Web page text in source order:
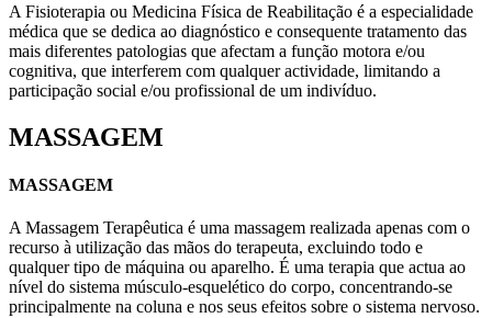
A Fisioterapia ou Medicina Física de Reabilitação é a especialidade
médica que se dedica ao diagnóstico e consequente tratamento das
mais diferentes patologias que afectam a função motora e/ou
cognitiva, que interferem com qualquer actividade, limitando a
participação social e/ou profissional de um indivíduo.
MASSAGEM
MASSAGEM
A Massagem Terapêutica é uma massagem realizada apenas com o
recurso à utilização das mãos do terapeuta, excluindo todo e
qualquer tipo de máquina ou aparelho. É uma terapia que actua ao
nível do sistema músculo-esquelético do corpo, concentrando-se
principalmente na coluna e nos seus efeitos sobre o sistema nervoso.